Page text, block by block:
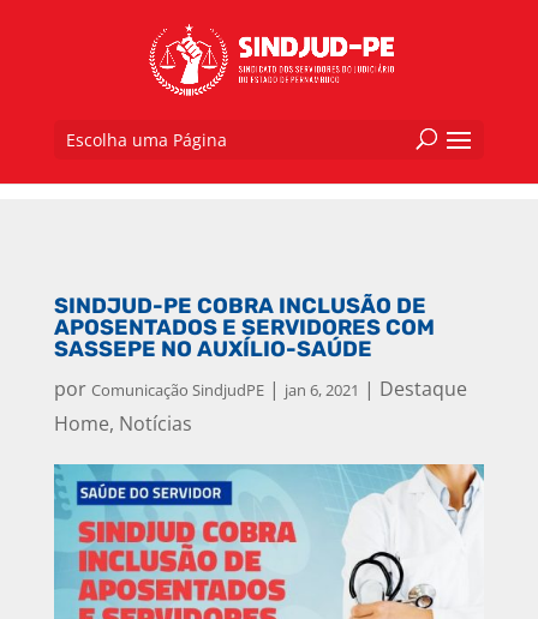
Escolha uma Página
SINDJUD-PE COBRA INCLUSÃO DE
APOSENTADOS E SERVIDORES COM
SASSEPE NO AUXÍLIO-SAÚDE
por Comunicação SindjudPE| jan 6, 2021 | Destaque
Home, Notícias